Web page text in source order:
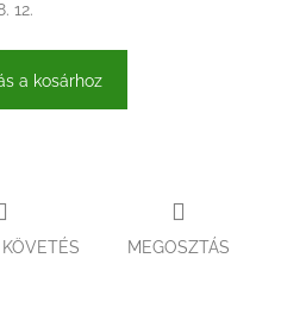
12.
a kosárhoz
MEGOSZTÁS